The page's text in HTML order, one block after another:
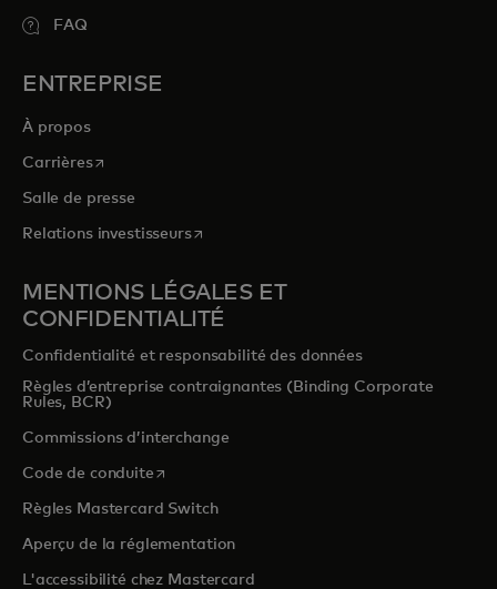
FAQ
ENTREPRISE
À propos
Carrièress’ouvre dans un nouvel onglet
Salle de presse
Relations investisseurss’ouvre dans un nouvel onglet
MENTIONS LÉGALES ET
CONFIDENTIALITÉ
Confidentialité et responsabilité des données
Règles d’entreprise contraignantes (Binding Corporate
Rules, BCR)
Commissions d’interchange
Code de conduites’ouvre dans un nouvel onglet
Règles Mastercard Switch
Aperçu de la réglementation
L'accessibilité chez Mastercard